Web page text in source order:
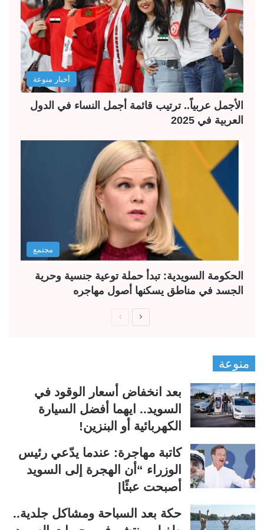
أخبار منوعة
الأجمل عربياً.. ترتيب قائمة أجمل النساء في الدول
العربية في 2025
مجتمع
الحكومة السويدية: تبدأ حملة توعية جنسية وحرية
الجسد في مناطق يسكنها أصول مهاجره
ح
ا
ل
س
ا
ب
ة
ل
ا
منوعة
بعد انخفاض أسعار الوقود في
السويد.. ايهما أفضل السيارة
الكهربائية أو البنزين!
كاتبة مهاجرة: عندما يدّعي رئيس
الوزراء “أن الهجرة إلى السويد
أصبحت عبئًا|
حكة بعد السباحة ومشاكل جلدية..